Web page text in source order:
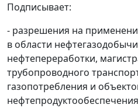
Подписывает:
- разрешения на
в области
нефтепереработки,
трубопроводного
газопотребления и